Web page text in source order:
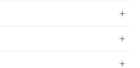
、対応完了までの期間は出
品が混在することから備考
応品への在庫切替を完了
ら、特段のことがない限
12日より割愛しておりま